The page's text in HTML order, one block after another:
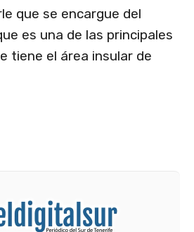
que se encargue del
es una de las principales
tiene el área insular de